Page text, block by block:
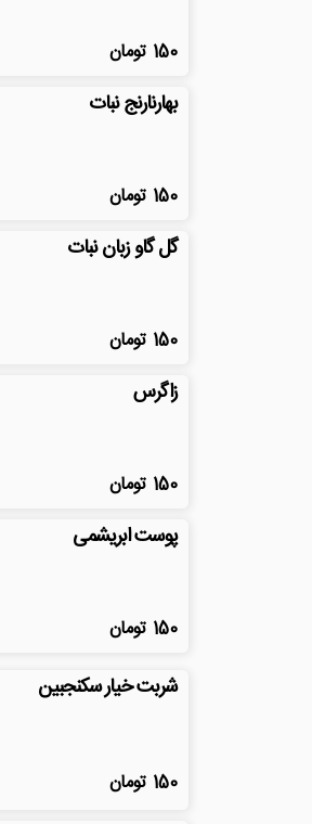
150 تومان
بهارنارنج نبات
150 تومان
گل گاو زبان نبات
150 تومان
زاگرس
150 تومان
پوست ابریشمی
150 تومان
شربت خیار سکنجبین
150 تومان